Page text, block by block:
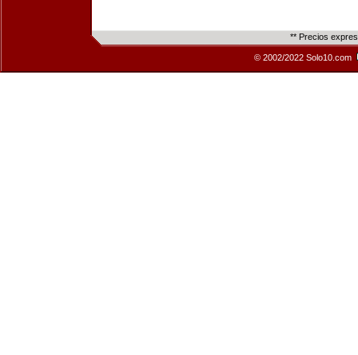
** Precios
© 2002/2022 Solo10.com